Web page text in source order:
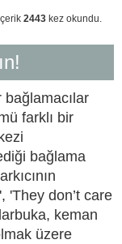
2443 kez okundu.
farklı bir
bağlama
'They don’t care
keman
üzere